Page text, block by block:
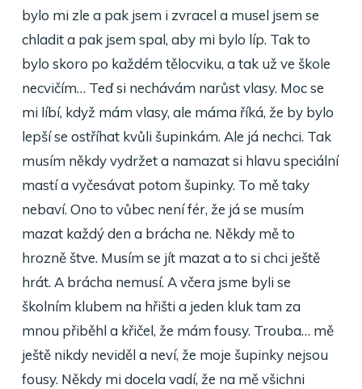
bylo mi zle a pak jsem i zvracel a musel jsem se
chladit a pak jsem spal, aby mi bylo líp. Tak to
bylo skoro po každém tělocviku, a tak už ve škole
necvičím… Teď si nechávám narůst vlasy. Moc se
mi líbí, když mám vlasy, ale máma říká, že by bylo
lepší se ostříhat kvůli šupinkám. Ale já nechci. Tak
musím někdy vydržet a namazat si hlavu speciální
mastí a vyčesávat potom šupinky. To mě taky
nebaví. Ono to vůbec není fér, že já se musím
mazat každý den a brácha ne. Někdy mě to
hrozně štve. Musím se jít mazat a to si chci ještě
hrát. A brácha nemusí. A včera jsme byli se
školním klubem na hřišti a jeden kluk tam za
mnou přiběhl a křičel, že mám fousy. Trouba… mě
ještě nikdy neviděl a neví, že moje šupinky nejsou
fousy. Někdy mi docela vadí, že na mě všichni